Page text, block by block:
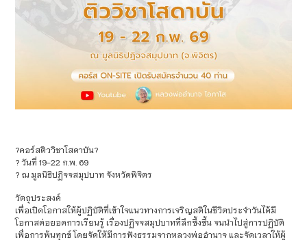
?คอร์สติววิชาโสดาบัน?
?️ วันที่ 19-22 ก.พ. 69
? ณ มูลนิธิปฏิจจสมุปบาท จังหวัดพิจิตร
วัตถุประสงค์
เพื่อเปิดโอกาสให้ผู้ปฏิบัติที่เข้าใจแนวทางการเจริญสติในชีวิตประจำวันได้มี
โอกาสต่อยอดการเรียนรู้ เรื่องปฏิจจสมุปบาทที่ลึกซึ้งขึ้น จนนำไปสู่การปฏิบัติ
เพื่อการพ้นทุกข์ โดยจัดให้มีการฟังธรรมจากหลวงพ่ออำนาจ และจัดเวลาให้ผู้